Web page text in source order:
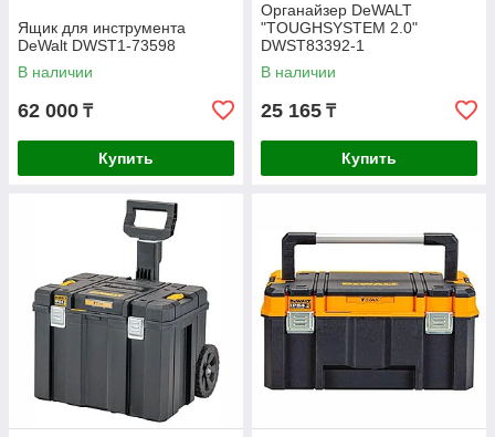
Ящик для инструмента
DeWalt DWST1-73598
В наличии
62 000 ₸
Купить
Органайзер DeWALT
"TOUGHSYSTEM 2.0"
DWST83392-1
В наличии
25 165 ₸
Купить